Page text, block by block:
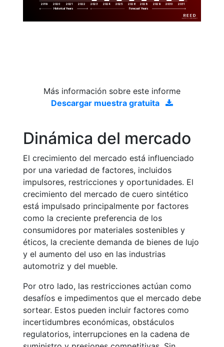
2019 2020 2021 2022 2023 2024 2025 2026 2028 2029 2030 2031
Historical Years Forecast Years
Más información sobre este informe
Descargar muestra gratuita
Dinámica del mercado
El crecimiento del mercado está influenciado
por una variedad de factores, incluidos
impulsores, restricciones y oportunidades. El
crecimiento del mercado de cuero sintético
está impulsado principalmente por factores
como la creciente preferencia de los
consumidores por materiales sostenibles y
éticos, la creciente demanda de bienes de lujo
y el aumento del uso en las industrias
automotriz y del mueble.
Por otro lado, las restricciones actúan como
desafíos e impedimentos que el mercado debe
sortear. Estos pueden incluir factores como
incertidumbres económicas, obstáculos
regulatorios, interrupciones en la cadena de